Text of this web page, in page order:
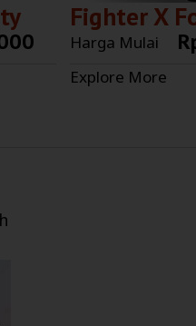
Fighter X
Harga Mulai
Explore More